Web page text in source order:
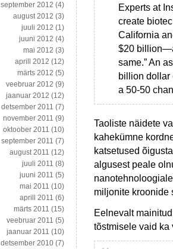
Experts at
create
California
$20
same.” An
billion dollar
a 50-50
Taoliste näidete
kahekümne
katsetused
algusest peale
miljonite kroonide
Eelnevalt
tõstmisele vaid
september 2012 (4)
august 2012 (3)
juuli 2012 (1)
juuni 2012 (4)
mai 2012 (3)
aprill 2012 (12)
märts 2012 (5)
veebruar 2012 (9)
jaanuar 2012 (12)
detsember 2011 (7)
november 2011 (9)
oktoober 2011 (10)
september 2011 (7)
august 2011 (12)
juuli 2011 (8)
juuni 2011 (5)
mai 2011 (10)
aprill 2011 (6)
märts 2011 (15)
veebruar 2011 (5)
jaanuar 2011 (10)
detsember 2010 (7)